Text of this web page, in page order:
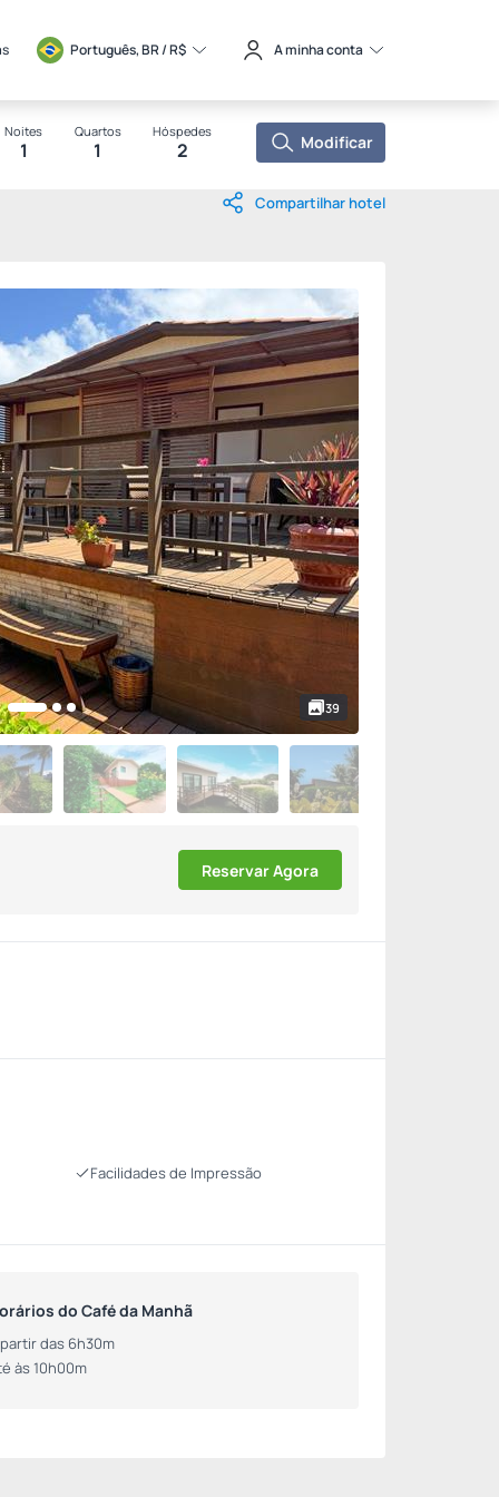
Português, BR / R$ A minha conta
Noites
1
Quartos
1
Hóspedes
2 Modificar
Compartilhar hotel
39
Reservar Agora
Facilidades de Impressão
do Café da Manhã
das 6h30m
às 10h00m